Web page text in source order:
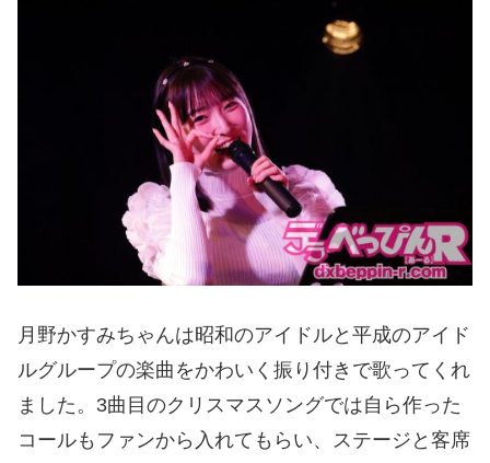
月野かすみちゃんは昭和のアイドルと平成のアイド
ルグループの楽曲をかわいく振り付きで歌ってくれ
ました。3曲目のクリスマスソングでは自ら作った
コールもファンから入れてもらい、ステージと客席